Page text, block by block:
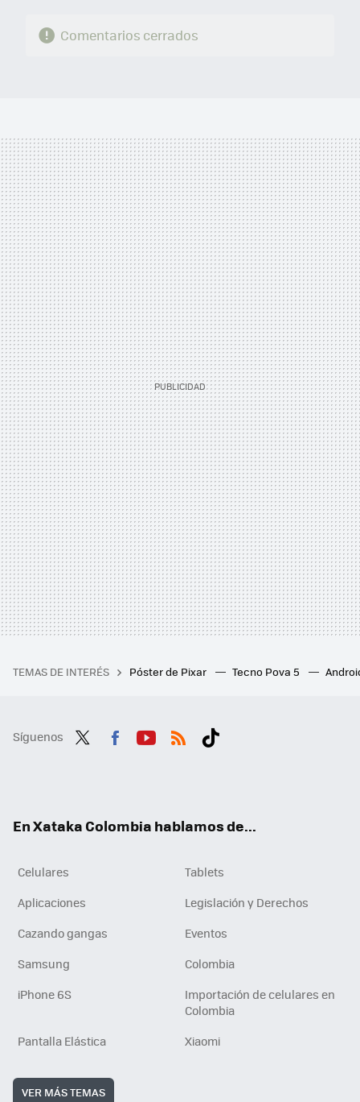
Comentarios cerrados
TEMAS DE INTERÉS Póster de Pixar Tecno Pova 5
Síguenos
En Xataka Colombia hablamos de...
Celulares
Tablets
Aplicaciones
Legislación y Derechos
Cazando gangas
Eventos
Samsung
Colombia
iPhone 6S
Importación de celulares en
Colombia
Pantalla Elástica
Xiaomi
VER MÁS TEMAS